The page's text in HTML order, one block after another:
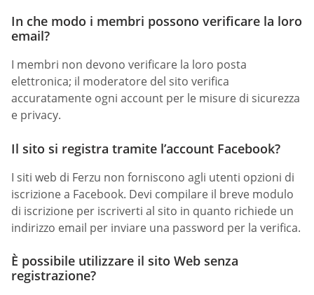
In che modo i membri possono verificare la loro
email?
I membri non devono verificare la loro posta
elettronica; il moderatore del sito verifica
accuratamente ogni account per le misure di sicurezza
e privacy.
Il sito si registra tramite l’account Facebook?
I siti web di Ferzu non forniscono agli utenti opzioni di
iscrizione a Facebook. Devi compilare il breve modulo
di iscrizione per iscriverti al sito in quanto richiede un
indirizzo email per inviare una password per la verifica.
È possibile utilizzare il sito Web senza
registrazione?